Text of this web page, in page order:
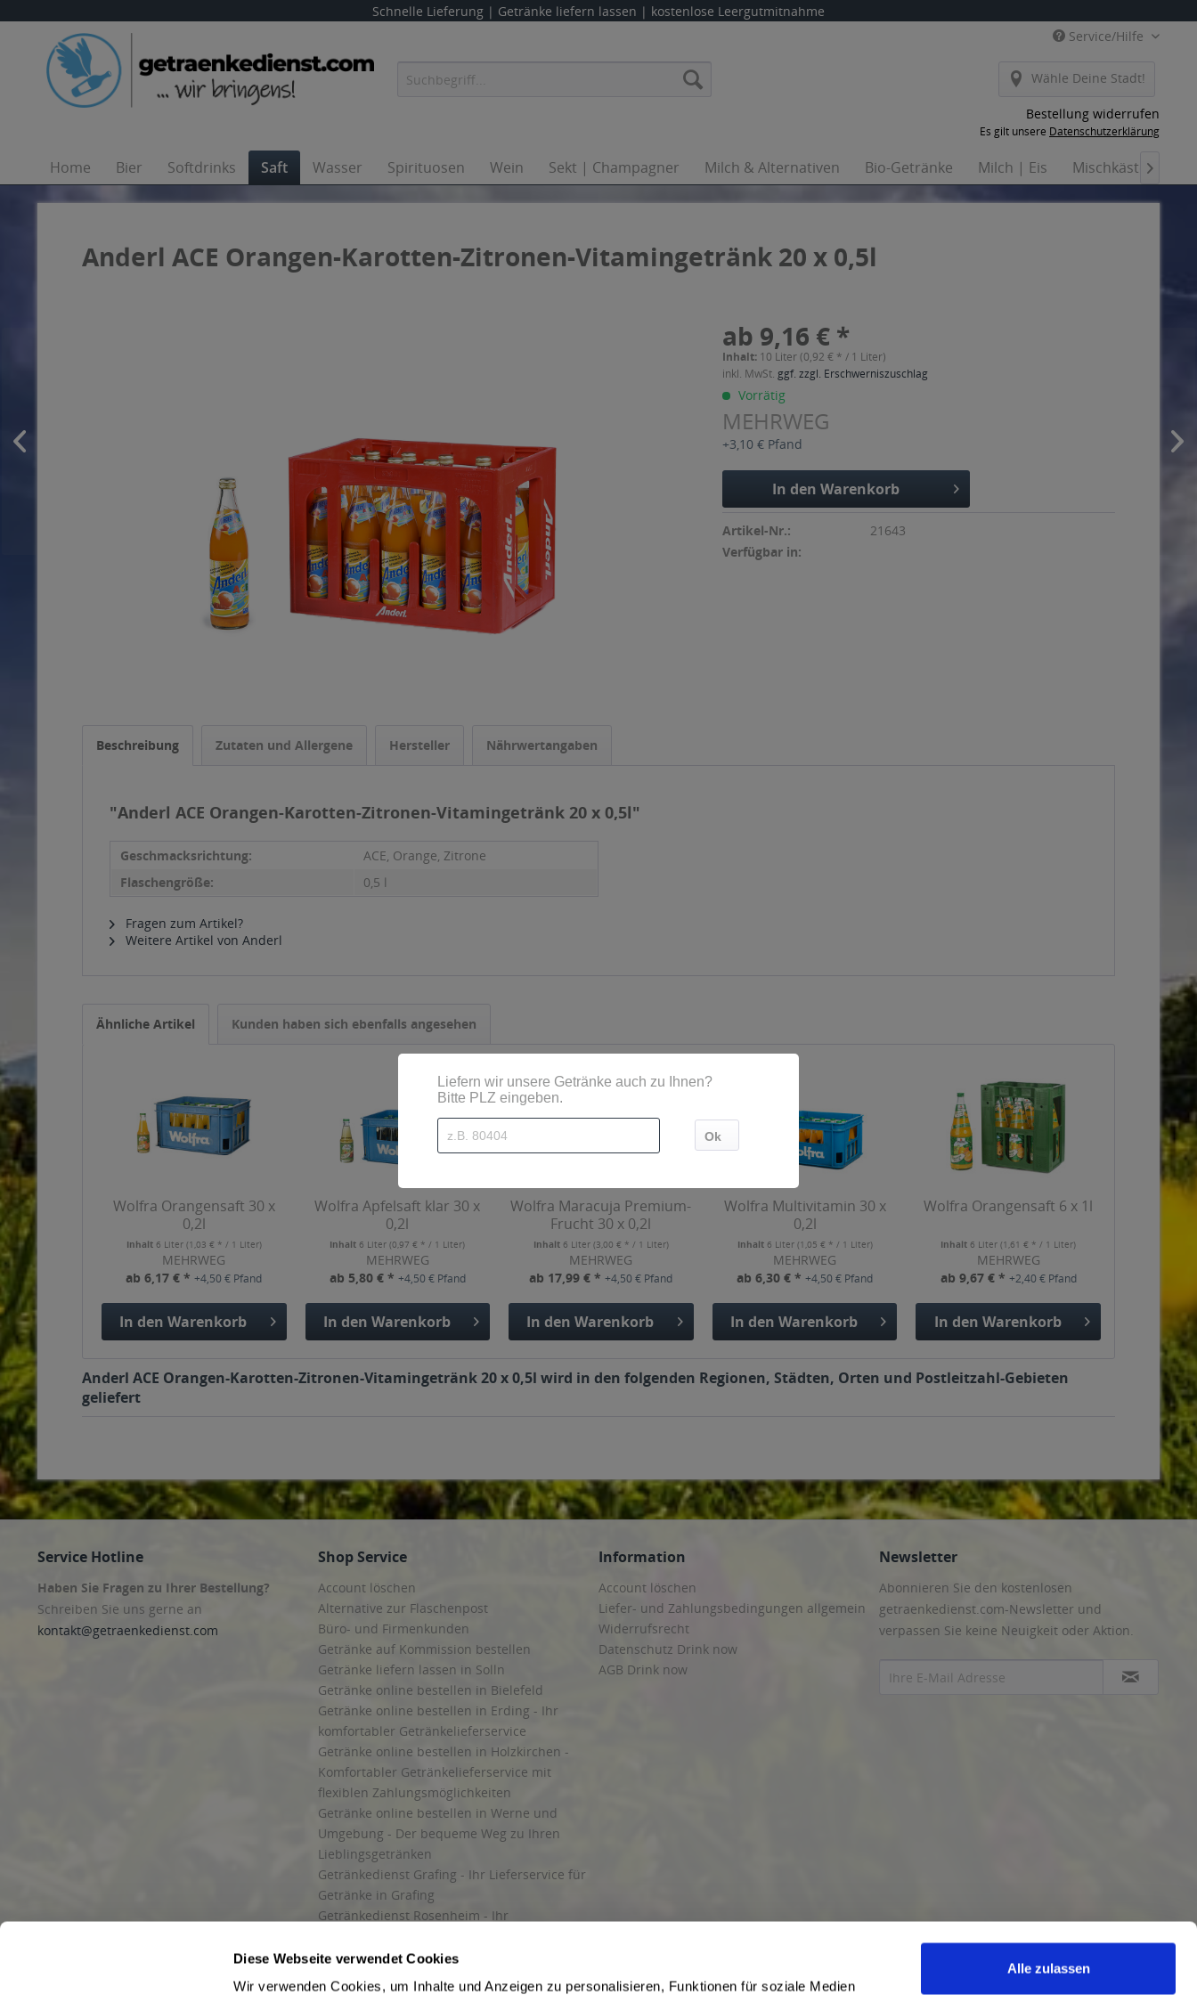
Diese Webseite verwendet Cookies
Wir verwenden Cookies, um Inhalte und Anzeigen zu personalisieren, Funktionen für soziale Medien
Alle zulassen
Schnelle Lieferung | Getränke liefern lassen | kostenlose Leergutmitnahme
Service/Hilfe
Wähle Deine Stadt!
Bestellung widerrufen
Es gilt unsere Datenschutzerklärung
Home Bier Softdrinks Saft Wasser Spirituosen Wein Sekt | Champagner Milch & Alternativen Bio-Getränke Milch | Eis Mischkästen

Anderl ACE Orangen-Karotten-Zitronen-Vitamingetränk 20 x 0,5l
ab 9,16 € *
Inhalt: 10 Liter (0,92 € * / 1 Liter)
inkl. MwSt. ggf. zzgl. Erschwerniszuschlag
Vorrätig
MEHRWEG
+3,10 € Pfand
In den Warenkorb
Artikel-Nr.:
21643
Verfügbar in:
Beschreibung Zutaten und Allergene Hersteller Nährwertangaben
"Anderl ACE Orangen-Karotten-Zitronen-Vitamingetränk 20 x 0,5l"
Geschmacksrichtung:
ACE, Orange, Zitrone
Flaschengröße:
0,5 l
Fragen zum Artikel?
Weitere Artikel von Anderl
Ähnliche Artikel Kunden haben sich ebenfalls angesehen
Wolfra Orangensaft 30 x
0,2l
Inhalt 6 Liter (1,03 € * / 1 Liter)
MEHRWEG
ab 6,17 € *+4,50 € Pfand
In den Warenkorb
Wolfra Apfelsaft klar 30 x
0,2l
Inhalt 6 Liter(0,97 € * / 1 Liter)
MEHRWEG
ab 5,80 € * +4,50 € Pfand
In den Warenkorb
Wolfra Maracuja Premium-
Frucht 30 x 0,2l
Inhalt 6 Liter (3,00 € * / 1 Liter)
MEHRWEG
ab 17,99 € *+4,50 € Pfand
In den Warenkorb
Wolfra Multivitamin 30 x
0,2l
Inhalt 6 Liter (1,05 € * / 1 Liter)
MEHRWEG
ab 6,30 € *+4,50 € Pfand
In den Warenkorb
Wolfra Orangensaft 6 x 1l
Inhalt 6 Liter(1,61 € * / 1 Liter)
MEHRWEG
ab 9,67 € * +2,40 € Pfand
In den Warenkorb
Anderl ACE Orangen-Karotten-Zitronen-Vitamingetränk 20 x 0,5l wird in den folgenden Regionen, Städten, Orten und Postleitzahl-Gebieten
geliefert
Service Hotline
Haben Sie Fragen zu Ihrer Bestellung?
Schreiben Sie uns gerne an
kontakt@getraenkedienst.com
Shop Service
Account löschen
Alternative zur Flaschenpost
Büro- und Firmenkunden
Getränke auf Kommission bestellen
Getränke liefern lassen in Solln
Getränke online bestellen in Bielefeld
Getränke online bestellen in Erding - Ihr
komfortabler Getränkelieferservice
Getränke online bestellen in Holzkirchen -
Komfortabler Getränkelieferservice mit
flexiblen Zahlungsmöglichkeiten
Getränke online bestellen in Werne und
Umgebung - Der bequeme Weg zu Ihren
Lieblingsgetränken
Getränkedienst Grafing - Ihr Lieferservice für
Getränke in Grafing
Getränkedienst Rosenheim - Ihr
und Umgebung
Information
Account löschen
Liefer- und Zahlungsbedingungen allgemein
Widerrufsrecht
Datenschutz Drink now
AGB Drink now
Newsletter
Abonnieren Sie den kostenlosen
getraenkedienst.com-Newsletter und
verpassen Sie keine Neuigkeit oder Aktion.